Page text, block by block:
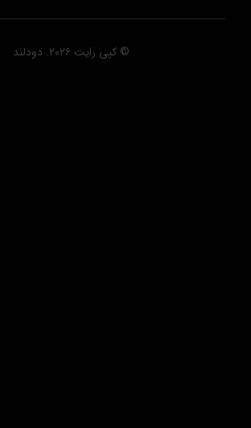
© کپی رایت ۲۰۲۶. دودلند